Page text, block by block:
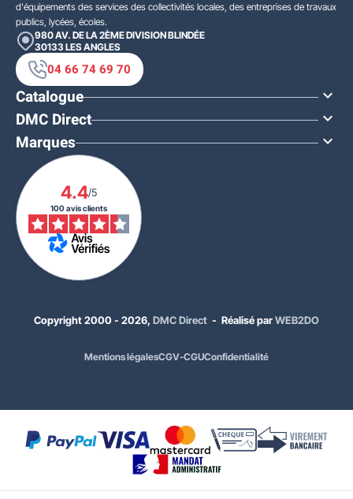
À PARTIR DE
285,00 €
342,00 €TTC
x1
410,00 €
Coloris :Vert (recyclé)
d'équipements des services des collectivités locales, des entreprises de travaux
publics, lycées, écoles.
980 AV. DE LA 2ÈME DIVISION BLINDÉE
30133 LES ANGLES
04 66 74 69 70
Catalogue 
DMC Direct 
Marques 
4.4/5
100 avis clients
Copyright 2000 - 2026, DMC Direct - Réalisé parWEB2DO
Mentions légalesCGV-CGUConfidentialité